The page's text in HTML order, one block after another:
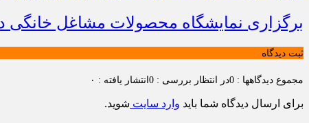
برگزاری نمایشگاه محصولات مشاغل خانگی
ثبت دیدگاه
مجموع دیدگاهها : 0 در انتظار بررسی : 0 انتشار یافته : ۰
برای ارسال دیدگاه شما باید وارد سایت شوید.